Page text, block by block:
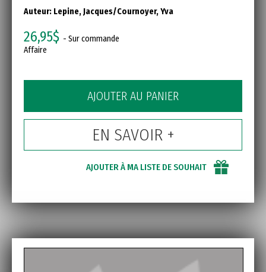
Auteur: Lepine, Jacques/Cournoyer, Yva
26,95$ - Sur commande
Affaire
AJOUTER AU PANIER
EN SAVOIR +
AJOUTER À MA LISTE DE SOUHAIT